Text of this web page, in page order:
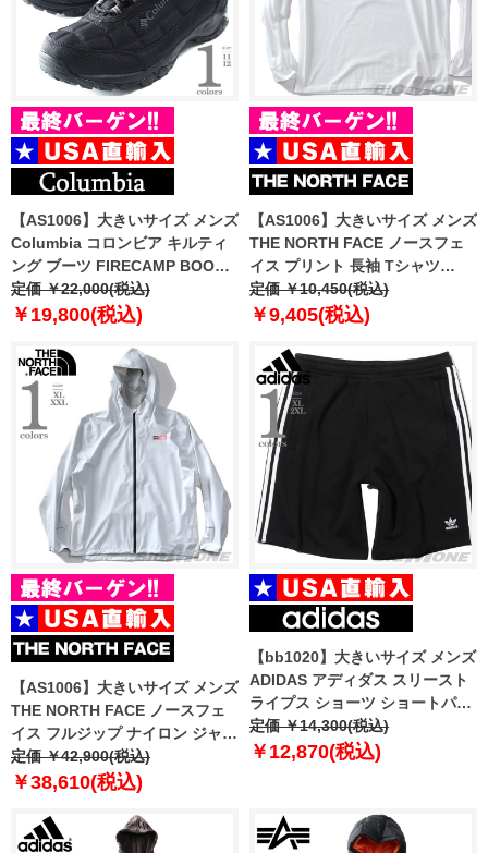
【AS1006】大きいサイズ メンズ
Columbia コロンビア キルティ
ング ブーツ FIRECAMP BOOT
USA直輸入 1672881
定価 ￥22,000(税込)
￥19,800(税込)
【AS1006】大きいサイズ メンズ
THE NORTH FACE ノースフェ
イス プリント 長袖 Tシャツ
HALF DOME TEE USA直輸入
nf0a811o-la9
定価 ￥10,450(税込)
￥9,405(税込)
【AS1006】大きいサイズ メンズ
THE NORTH FACE ノースフェ
イス フルジップ ナイロン ジャケ
ット FRST DWN PACK JKT
USA直輸入 nf0a5iyy-53c
定価 ￥42,900(税込)
￥38,610(税込)
【bb1020】大きいサイズ メンズ
ADIDAS アディダス スリースト
ライプス ショーツ ショートパン
ツ ハーフパンツ USA直輸入
ia6351
定価 ￥14,300(税込)
￥12,870(税込)